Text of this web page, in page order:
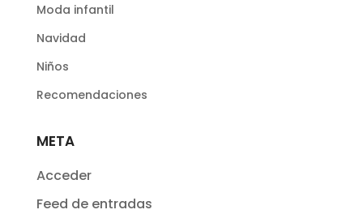
Moda infantil
Navidad
Niños
Recomendaciones
META
Acceder
Feed de entradas